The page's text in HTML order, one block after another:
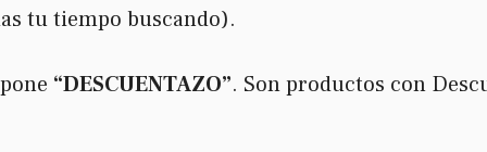
tu tiempo buscando).
“DESCUENTAZO”. Son productos con